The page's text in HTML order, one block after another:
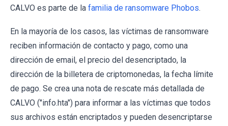
CALVO es parte de la familia de ransomware Phobos.
En la mayoría de los casos, las víctimas de ransomware
reciben información de contacto y pago, como una
dirección de email, el precio del desencriptado, la
dirección de la billetera de criptomonedas, la fecha límite
de pago. Se crea una nota de rescate más detallada de
CALVO ("info.hta") para informar a las víctimas que todos
sus archivos están encriptados y pueden desencriptarse